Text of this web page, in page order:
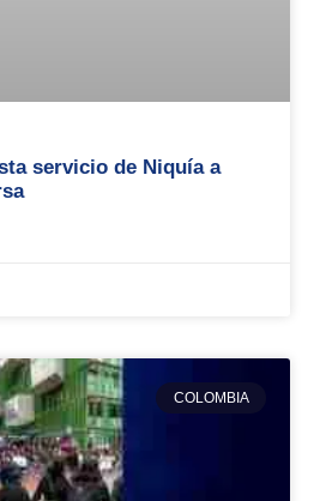
servicio de Niquía a
COLOMBIA